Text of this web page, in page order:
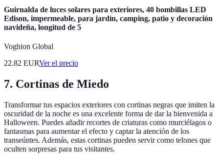
Guirnalda de luces solares para exteriores, 40 bombillas LED
Edison, impermeable, para jardín, camping, patio y decoración
navideña, longitud de 5
Voghion Global
22.82 EURVer el precio
7. Cortinas de Miedo
Transformar tus espacios exteriores con cortinas negras que imiten la
oscuridad de la noche es una excelente forma de dar la bienvenida a
Halloween. Puedes añadir recortes de criaturas como murciélagos o
fantasmas para aumentar el efecto y captar la atención de los
transeúntes. Además, estas cortinas pueden servir como telones que
oculten sorpresas para tus visitantes.